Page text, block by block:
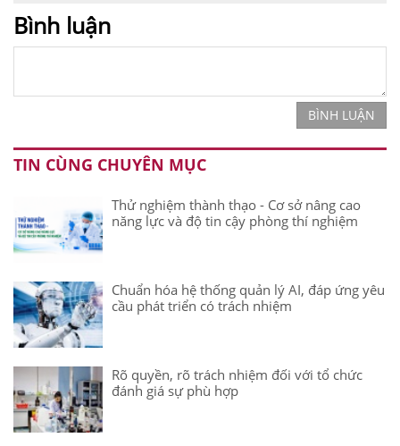
Bình luận
BÌNH LUẬN
TIN CÙNG CHUYÊN MỤC
Thử nghiệm thành thạo - Cơ sở nâng cao
năng lực và độ tin cậy phòng thí nghiệm
Chuẩn hóa hệ thống quản lý AI, đáp ứng yêu
cầu phát triển có trách nhiệm
Rõ quyền, rõ trách nhiệm đối với tổ chức
đánh giá sự phù hợp